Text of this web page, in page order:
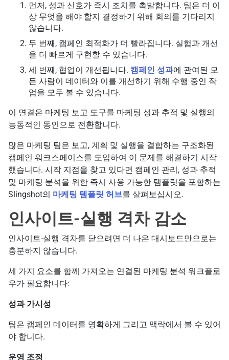
먼저, 성과 신호가 즉시 조치를 촉발합니다. 팀은 더 이
상 무엇을 해야 할지 결정하기 위해 회의를 기다리지
않습니다.
두 번째, 캠페인 최적화가 더 빨라집니다. 실험과 개선
을 더 빠르게 구현할 수 있습니다.
세 번째, 협업이 개선됩니다. 캠페인 성과에 관여된 모
든 사람이 데이터와 이를 개선하기 위해 수행 중인 작
업을 모두 볼 수 있습니다.
이 연결은 마케팅 보고 도구를 마케팅 성과 추적 및 실행의
능동적인 동인으로 전환합니다.
많은 마케팅 팀은 보고, 계획 및 실행을 결합하는 구조화된
캠페인 워크스페이스를 도입하여 이 문제를 해결하기 시작
했습니다. 시작 지점을 찾고 있다면 캠페인 관리, 성과 추적
및 마케팅 분석을 위한 즉시 사용 가능한 템플릿을 포함하는
Slingshot의 마케팅 템플릿 허브를 살펴보십시오.
인사이트-실행 격차 감소
인사이트-실행 격차를 닫으려면 더 나은 대시보드만으로는
충분하지 않습니다.
세 가지 요소를 함께 가져오는 연결된 마케팅 분석 워크플로
우가 필요합니다:
성과 가시성
팀은 캠페인 데이터를 명확하게 그리고 맥락에서 볼 수 있어
야 합니다.
운영 조정